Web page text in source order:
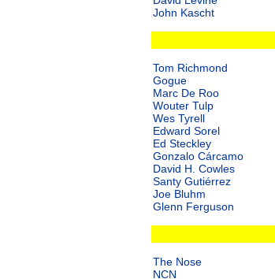
John Kascht
Tom Richmond
Gogue
Marc De Roo
Wouter Tulp
Wes Tyrell
Edward Sorel
Ed Steckley
Gonzalo Cárcamo
David H. Cowles
Santy Gutiérrez
Joe Bluhm
Glenn Ferguson
The Nose
NCN